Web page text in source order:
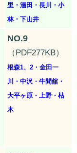
里・湯田・長川・小
林・下山井
NO.9
（PDF277KB）
根森1、2・金田一
川・中沢・牛間舘・
大平ヶ原・上野・枯
木